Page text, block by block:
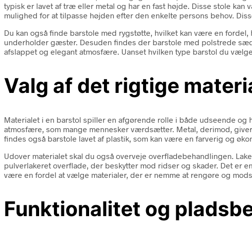
typisk er lavet af træ eller metal og har en fast højde. Disse stole
mulighed for at tilpasse højden efter den enkelte persons behov.
Du kan også finde barstole med rygstøtte, hvilket kan være en
underholder gæster. Desuden findes der barstole med polstrede
afslappet og elegant atmosfære. Uanset hvilken type barstol du
Valg af det rigtige
Materialet i en barstol spiller en afgørende rolle i både udseende
atmosfære, som mange mennesker værdsætter. Metal, derimod,
findes også barstole lavet af plastik, som kan være en farverig og
Udover materialet skal du også overveje overfladebehandlingen.
pulverlakeret overflade, der beskytter mod ridser og skader. Det er
være en fordel at vælge materialer, der er nemme at rengøre og
Funktionalitet og